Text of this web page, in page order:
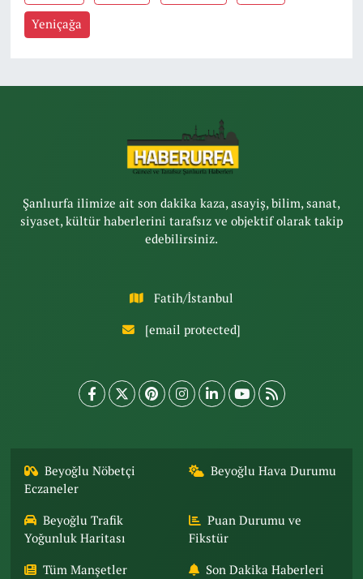
Yeniçağa
Şanlıurfa ilimize ait son dakika kaza, asayiş, bilim, sanat,
siyaset, kültür haberlerini tarafsız ve objektif olarak takip
edebilirsiniz.
Fatih/İstanbul
[email protected]
Beyoğlu Nöbetçi
Eczaneler
Beyoğlu Hava Durumu
Beyoğlu Trafik
Yoğunluk Haritası
Puan Durumu ve
Fikstür
Tüm Manşetler Son Dakika Haberleri